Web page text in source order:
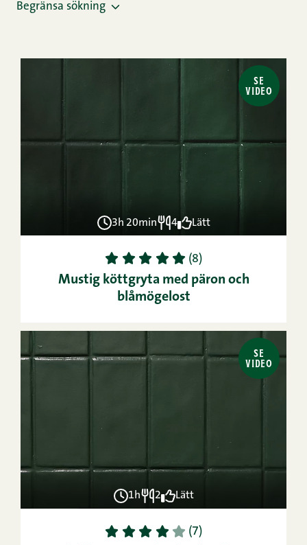
Begränsa sökning
SE
VIDEO
3h 20min 4 Lätt
1 2 3 4 5 (8)
Mustig köttgryta med päron och
blåmögelost
SE
VIDEO
1h 2 Lätt
1 2 3 4 5 (7)